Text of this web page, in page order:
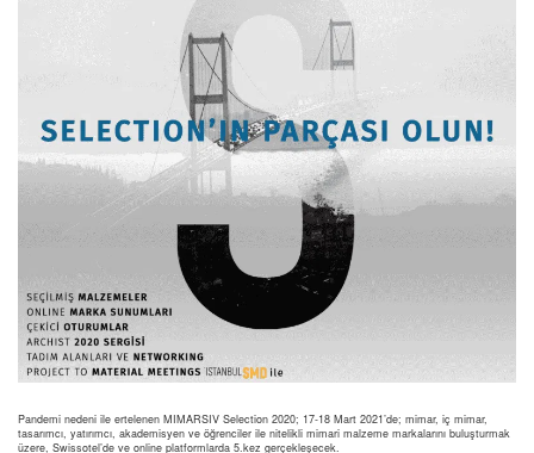
Pandemi nedeni ile ertelenen MIMARSIV Selection 2020; 17-18 Mart 2021’de; mimar, iç mimar,
tasarımcı, yatırımcı, akademisyen ve öğrenciler ile nitelikli mimari malzeme markalarını buluşturmak
üzere, Swissotel’de ve online platformlarda 5.kez gerçekleşecek.